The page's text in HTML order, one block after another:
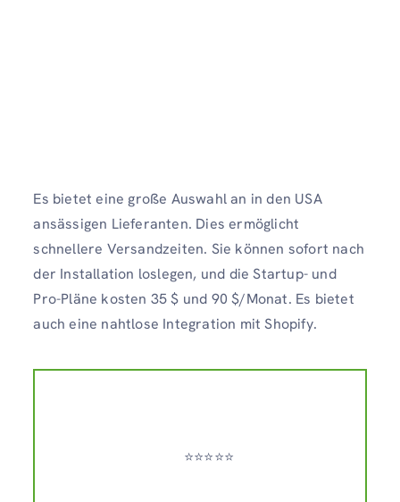
Es bietet eine große Auswahl an in den USA
ansässigen Lieferanten. Dies ermöglicht
schnellere Versandzeiten. Sie können sofort nach
der Installation loslegen, und die Startup- und
Pro-Pläne kosten 35 $ und 90 $/Monat. Es bietet
auch eine nahtlose Integration mit Shopify.
⭐️⭐️⭐️⭐️⭐️